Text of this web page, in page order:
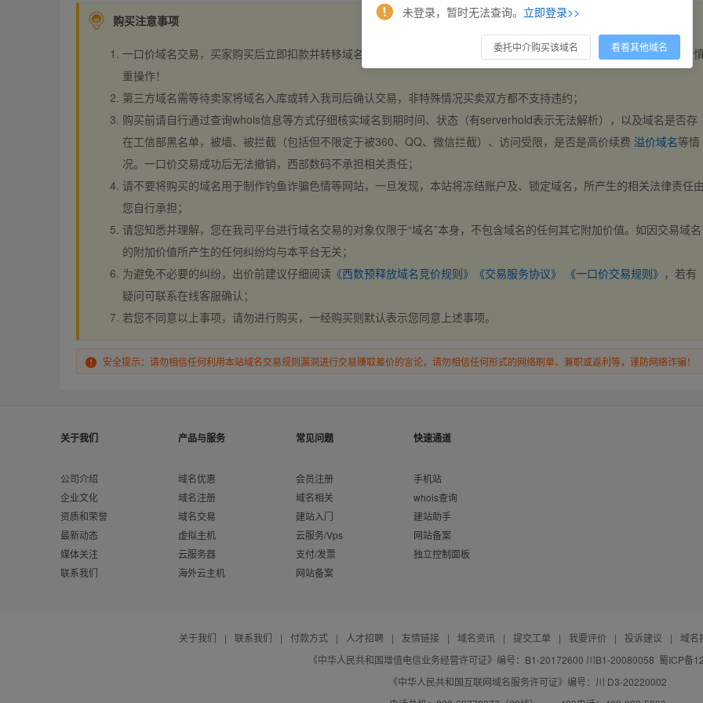
购买注意事项
一口价域名交易，买家购买后立即扣款并转移域名，交易自动完成。买卖双方都不支持违约，一旦出价不支持撤销，请
重操作！
第三方域名需等待卖家将域名入库或转入我司后确认交易，非特殊情况买卖双方都不支持违约；
购买前请自行通过查询whois信息等方式仔细核实域名到期时间、状态（有serverhold表示无法解析），以及域名是否存
在工信部黑名单，被墙、被拦截（包括但不限定于被360、QQ、微信拦截）、访问受限，是否是高价续费 溢价域名等情
况。一口价交易成功后无法撤销，西部数码不承担相关责任；
请不要将购买的域名用于制作钓鱼诈骗色情等网站，一旦发现，本站将冻结账户及、锁定域名，所产生的相关法律责任
您自行承担；
请您知悉并理解，您在我司平台进行域名交易的对象仅限于“域名”本身，不包含域名的任何其它附加价值。如因交易域名
的附加价值所产生的任何纠纷均与本平台无关；
为避免不必要的纠纷，出价前建议仔细阅读 《西数预释放域名竞价规则》 《交易服务协议》 《一口价交易规则》 ，若有
疑问可联系在线客服确认；
若您不同意以上事项，请勿进行购买，一经购买则默认表示您同意上述事项。
安全提示：请勿相信任何利用本站域名交易规则漏洞进行交易赚取差价的言论，请勿相信任何形式的网络刷单、兼职或返利等，谨防网络诈骗！
关于我们
公司介绍
企业文化
资质和荣誉
最新动态
媒体关注
联系我们
产品与服务
域名优惠
域名注册
域名交易
虚拟主机
云服务器
海外云主机
常见问题
会员注册
域名相关
建站入门
云服务/Vps
支付/发票
网站备案
快速通道
手机站
whois查询
建站助手
网站备案
独立控制面板
关于我们 | 联系我们 | 付款方式 | 人才招聘 | 友情链接 | 域名资讯 | 提交工单 | 我要评价 | 投诉建议 |
域名
《中华人民共和国增值电信业务经营许可证》编号：B1-20172600 川B1-20080058 蜀ICP备
《中华人民共和国互联网域名服务许可证》编号：川 D3-20220002
未登录，暂时无法查询。 立即登录>>
委托中介购买该域名 看看其他域名